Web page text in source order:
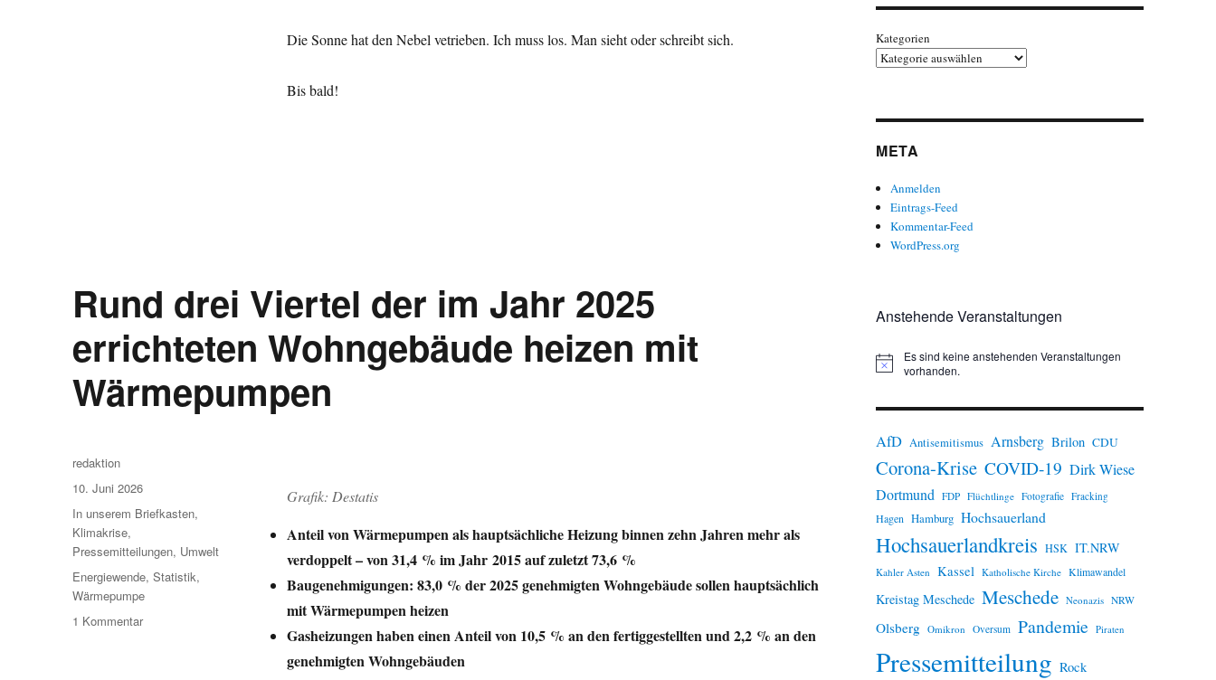
Die Sonne hat den Nebel vetrieben. Ich muss los. Man sieht oder schreibt sich.
Bis bald!
Rund drei Viertel der im Jahr 2025
errichteten Wohngebäude heizen mit
Wärmepumpen
Grafik: Destatis
Anteil von Wärmepumpen als hauptsächliche Heizung binnen zehn Jahren mehr als
verdoppelt – von 31,4 % im Jahr 2015 auf zuletzt 73,6 %
Baugenehmigungen: 83,0 % der 2025 genehmigten Wohngebäude sollen hauptsächlich
mit Wärmepumpen heizen
Gasheizungen haben einen Anteil von 10,5 % an den fertiggestellten und 2,2 % an den
genehmigten Wohngebäuden
Autor
redaktion
Veröffentlicht
am
10. Juni 2026
Kategorien
In unserem Briefkasten,
Klimakrise,
Pressemitteilungen, Umwelt
Schlagwörter
Energiewende,Statistik,
Wärmepumpe
1 Kommentarzu
Kategorien
META
Anmelden
Eintrags-Feed
Kommentar-Feed
WordPress.org
Anstehende Veranstaltungen
H
w
Es sind keine anstehenden Veranstaltungen
vorhanden.
AfD Antisemitismus Arnsberg Brilon CDU
Corona-Krise COVID-19 Dirk Wiese
Dortmund FDP Flüchtlinge Fotografie Fracking
Hagen Hamburg Hochsauerland
Hochsauerlandkreis HSK IT.NRW
Kahler Asten Kassel Katholische Kirche Klimawandel
Kreistag Meschede Meschede Neonazis NRW
Olsberg Omikron Oversum Pandemie Piraten
Pressemitteilung Rock